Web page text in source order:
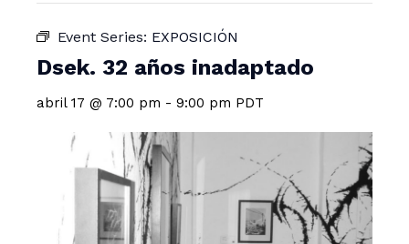
Event Series: EXPOSICIÓN
Dsek. 32 años inadaptado
abril 17 @ 7:00 pm - 9:00 pm PDT